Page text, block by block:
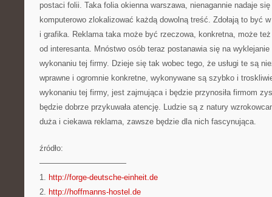
postaci folii. Taka folia okienna warszawa, nienagannie nadaje
komputerowo zlokalizować każdą dowolną treść. Zdołają to być
i grafika. Reklama taka może być rzeczowa, konkretna, może
od interesanta. Mnóstwo osób teraz postanawia się na
wykonaniu tej firmy. Dzieje się tak wobec tego, że usługi te są
wprawne i ogromnie konkretne, wykonywane są szybko i
wykonaniu tej firmy, jest zajmująca i będzie przynosiła firmom
będzie dobrze przykuwała atencję. Ludzie są z natury
duża i ciekawa reklama, zawsze będzie dla nich fascynująca.
źródło:
———————————
1. http://forge-deutsche-einheit.de
2. http://hoffmanns-hostel.de